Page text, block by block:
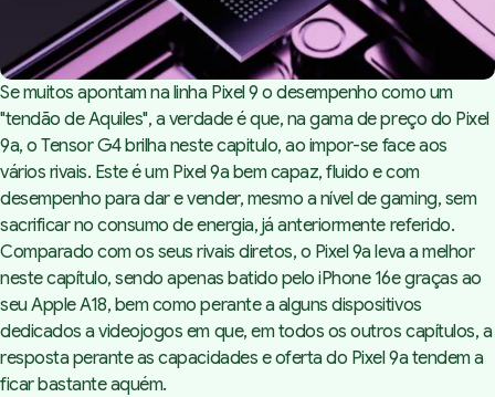
Se muitos apontam na linha Pixel 9 o desempenho como um
"tendão de Aquiles", a verdade é que, na gama de preço do Pixel
9a, o Tensor G4 brilha neste capitulo, ao impor-se face aos
vários rivais. Este é um Pixel 9a bem capaz, fluido e com
desempenho para dar e vender, mesmo a nível degaming, sem
sacrificar no consumo de energia, já anteriormente referido.
Comparado com os seus rivais diretos, o Pixel 9a leva a melhor
neste capítulo, sendo apenas batido peloiPhone 16egraças ao
seu Apple A18, bem como perante a alguns dispositivos
dedicados a videojogos em que, em todos os outros capítulos, a
resposta perante as capacidades e oferta do Pixel 9a tendem a
ficar bastante aquém.